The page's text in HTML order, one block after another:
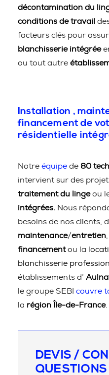
décontamination du
conditions de travail
facteurs clés pour
blanchisserie intégrée
ou tout autre
Installation ,
financement de
résidentielle
Notre équipe de 80
intervient sur des
traitement du lingeou
intégrées. Nous
besoins de nos clients,
maintenance/entretien
financementou la
blanchisserie
établissements d’
le groupe SEBI couvre
la région Île-de-France.
DEVIS /
QUESTIONS